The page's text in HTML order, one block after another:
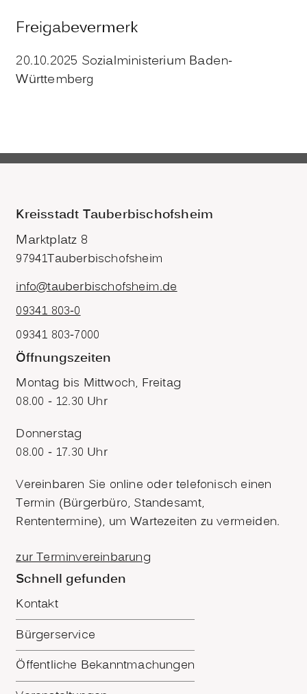
Freigabevermerk
20.10.2025 Sozialministerium Baden-
Württemberg
Kreisstadt Tauberbischofsheim
Marktplatz 8
97941Tauberbischofsheim
info@tauberbischofsheim.de
09341 803-0
09341 803-7000
Öffnungszeiten
Montag bis Mittwoch, Freitag
08.00 - 12.30 Uhr
Donnerstag
08.00 - 17.30 Uhr
Vereinbaren Sie online oder telefonisch einen
Termin (Bürgerbüro, Standesamt,
Rententermine), um Wartezeiten zu vermeiden.
zur Terminvereinbarung
Schnell gefunden
Kontakt
Bürgerservice
Öffentliche Bekanntmachungen